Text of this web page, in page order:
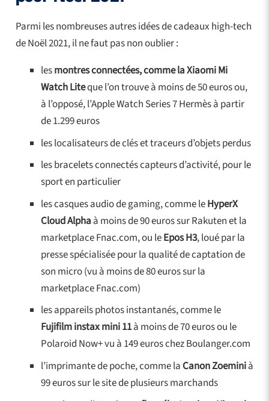
Parmi les nombreuses autres idées de cadeaux high-tech
de Noël 2021, il ne faut pas non oublier :
lesmontres connectées, comme la Xiaomi Mi
Watch Liteque l’on trouve à moins de 50 euros ou,
à l’opposé, l’Apple Watch Series 7 Hermès à partir
de 1.299 euros
les localisateurs de clés et traceurs d’objets perdus
les bracelets connectés capteurs d’activité, pour le
sport en particulier
les casques audio de gaming, comme leHyperX
Cloud Alpha à moins de 90 euros sur Rakuten et la
marketplace Fnac.com, ou leEpos H3, loué par la
presse spécialisée pour la qualité de captation de
son micro (vu à moins de 80 euros sur la
marketplace Fnac.com)
les appareils photos instantanés, comme le
Fujifilm instax mini 11à moins de 70 euros ou le
Polaroid Now+ vu à 149 euros chez Boulanger.com
l’imprimante de poche, comme la Canon Zoeminià
99 euros sur le site de plusieurs marchands